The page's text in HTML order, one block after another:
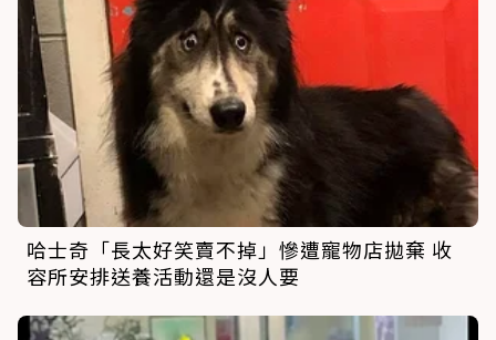
哈士奇「長太好笑賣不掉」慘遭寵物店拋棄 收
容所安排送養活動還是沒人要